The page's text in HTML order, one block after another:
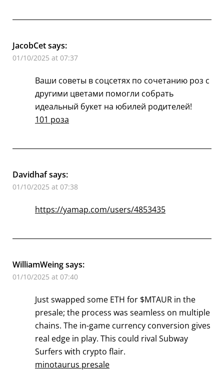
JacobCetsays:
01/10/2025 at 07:37
Ваши советы в соцсетях по сочетанию роз с
другими цветами помогли собрать
идеальный букет на юбилей родителей!
101 роза
Davidhafsays:
01/10/2025 at 07:38
https://yamap.com/users/4853435
WilliamWeingsays:
01/10/2025 at 07:40
Just swapped some ETH for $MTAUR in the
presale; the process was seamless on multiple
chains. The in-game currency conversion gives
real edge in play. This could rival Subway
Surfers with crypto flair.
minotaurus presale